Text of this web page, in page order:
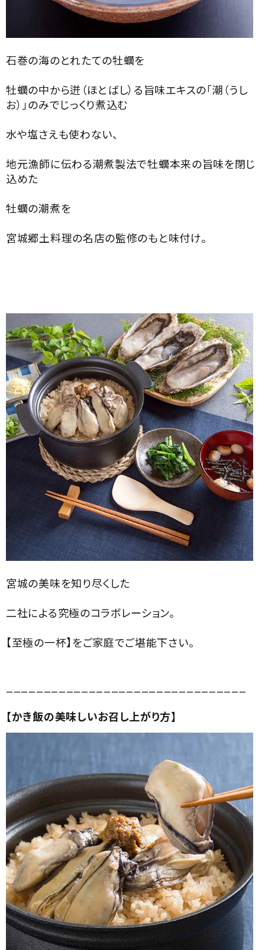
石巻の海のとれたての牡蠣を
牡蠣の中から迸（ほとばし）る旨味エキスの「潮（うし
お）」のみでじっくり煮込む
水や塩さえも使わない、
地元漁師に伝わる潮煮製法で牡蠣本来の旨味を閉じ
込めた
牡蠣の潮煮を
宮城郷土料理の名店の監修のもと味付け。
宮城の美味を知り尽くした
二社による究極のコラボレーション。
【至極の一杯】をご家庭でご堪能下さい。
【かき飯の美味しいお召し上がり方】